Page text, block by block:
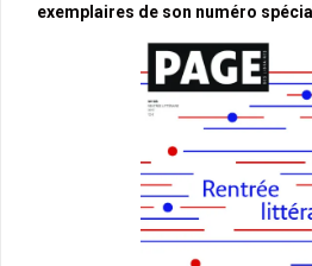
exemplaires de son numéro